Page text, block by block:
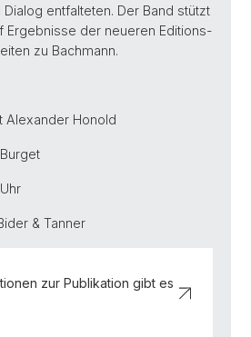
entfalteten. Der Band stützt
Ergebnisse der neueren Editions-
zu Bachmann.
Alexander Honold
& Tanner
zur Publikation gibt es